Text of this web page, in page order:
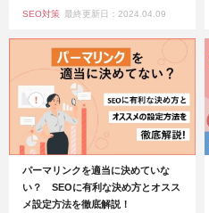
SEO対策 最終更新日：2024.04.09
パーマリンクを適当に決めていな
い？ SEOに有利な決め方とオスス
メ設定方法を徹底解説！